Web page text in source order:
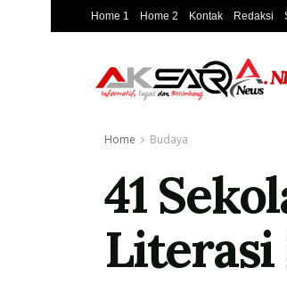
Home 1 Home 2 Kontak Redaksi
Home Budaya
41
Literasi